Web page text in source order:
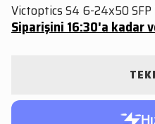
Victoptics S4 6-24x50 SFP
Siparişini 16:30'a kadar